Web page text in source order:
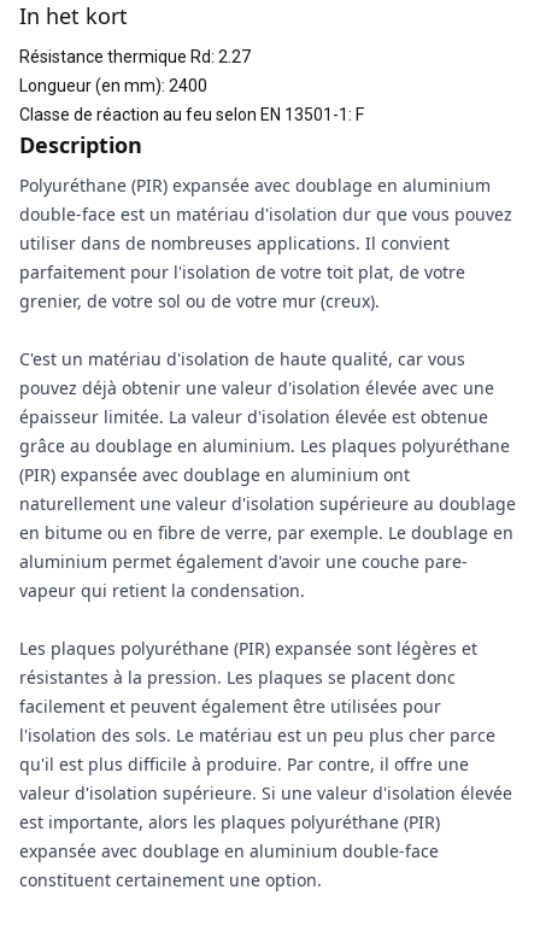
In het kort
Résistance thermique Rd: 2.27
Longueur (en mm): 2400
Classe de réaction au feu selon EN 13501-1: F
Description
Polyuréthane (PIR) expansée avec doublage en aluminium
double-face est un matériau d'isolation dur que vous pouvez
utiliser dans de nombreuses applications. Il convient
parfaitement pour l'isolation de votre toit plat, de votre
grenier, de votre sol ou de votre mur (creux).
C'est un matériau d'isolation de haute qualité, car vous
pouvez déjà obtenir une valeur d'isolation élevée avec une
épaisseur limitée. La valeur d'isolation élevée est obtenue
grâce au doublage en aluminium. Les plaques polyuréthane
(PIR) expansée avec doublage en aluminium ont
naturellement une valeur d'isolation supérieure au doublage
en bitume ou en fibre de verre, par exemple. Le doublage en
aluminium permet également d'avoir une couche pare-
vapeur qui retient la condensation.
Les plaques polyuréthane (PIR) expansée sont légères et
résistantes à la pression. Les plaques se placent donc
facilement et peuvent également être utilisées pour
l'isolation des sols. Le matériau est un peu plus cher parce
qu'il est plus difficile à produire. Par contre, il offre une
valeur d'isolation supérieure. Si une valeur d'isolation élevée
est importante, alors les plaques polyuréthane (PIR)
expansée avec doublage en aluminium double-face
constituent certainement une option.